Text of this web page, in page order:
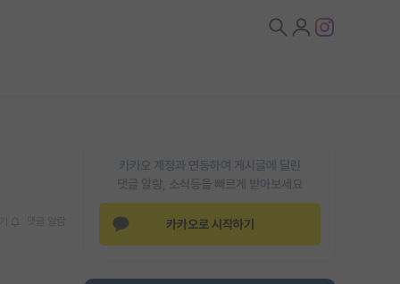
카카오 계정과 연동하여 게시글에 달린
댓글 알람, 소식등을 빠르게 받아보세요
카카오로 시작하기